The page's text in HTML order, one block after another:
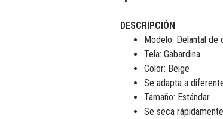
DESCRIPCIÓN
Modelo: Delantal de
Tela: Gabardina
Color: Beige
Se adapta a
Tamaño: Estándar
Se seca rápidamente